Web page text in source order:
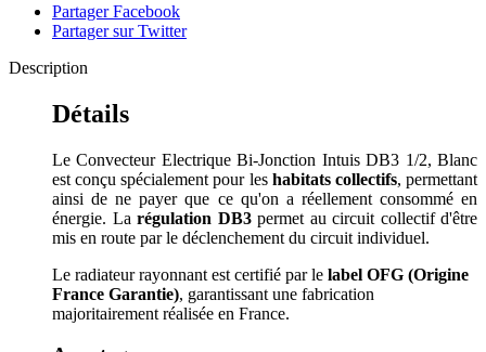
Partager Facebook
Partager sur Twitter
Description
Détails
Le Convecteur Electrique Bi-Jonction Intuis DB3 1/2, Blanc
est conçu spécialement pour les habitats collectifs, permettant
ainsi de ne payer que ce qu'on a réellement consommé en
énergie. La régulation DB3permet au circuit collectif d'être
mis en route par le déclenchement du circuit individuel.
Le radiateur rayonnant est certifié par le label OFG (Origine
France Garantie), garantissant une fabrication
majoritairement réalisée en France.